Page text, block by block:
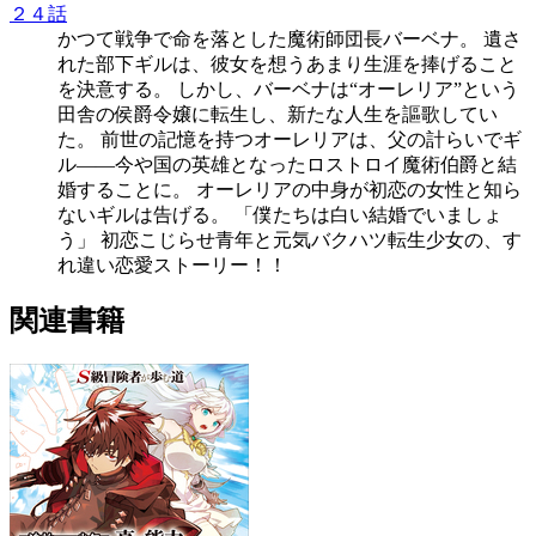
２４話
かつて戦争で命を落とした魔術師団長バーベナ。 遺さ
れた部下ギルは、彼女を想うあまり生涯を捧げること
を決意する。 しかし、バーベナは“オーレリア”という
田舎の侯爵令嬢に転生し、新たな人生を謳歌してい
た。 前世の記憶を持つオーレリアは、父の計らいでギ
ル――今や国の英雄となったロストロイ魔術伯爵と結
婚することに。 オーレリアの中身が初恋の女性と知ら
ないギルは告げる。 「僕たちは白い結婚でいましょ
う」 初恋こじらせ青年と元気バクハツ転生少女の、す
れ違い恋愛ストーリー！！
関連書籍